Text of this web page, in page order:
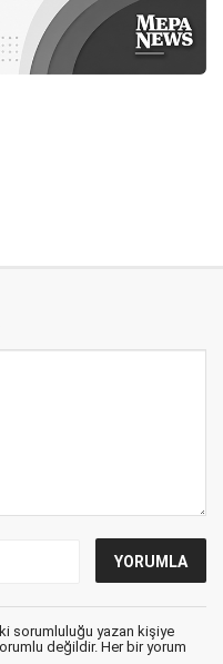
sorumluluğu yazan kişiye
değildir. Her bir yorum